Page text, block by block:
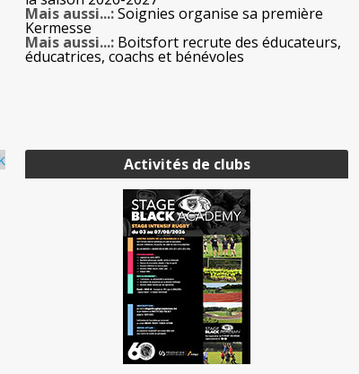
Mais aussi...:Soignies organise sa première
Kermesse
Mais aussi...: Boitsfort recrute des éducateurs,
éducatrices, coachs et bénévoles
Activités de clubs